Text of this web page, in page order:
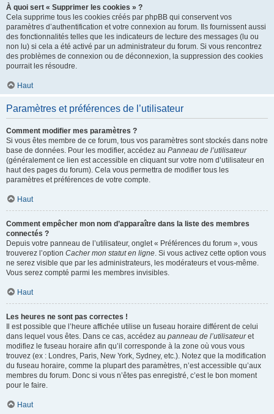
À quoi sert « Supprimer les cookies » ?
Cela supprime tous les cookies créés par phpBB qui conservent vos
paramètres d’authentification et votre connexion au forum. Ils fournissent aussi
des fonctionnalités telles que les indicateurs de lecture des messages (lu ou
non lu) si cela a été activé par un administrateur du forum. Si vous rencontrez
des problèmes de connexion ou de déconnexion, la suppression des cookies
pourrait les résoudre.
Haut
Paramètres et préférences de l’utilisateur
Comment modifier mes paramètres ?
Si vous êtes membre de ce forum, tous vos paramètres sont stockés dans notre
base de données. Pour les modifier, accédez au Panneau de l’utilisateur
(généralement ce lien est accessible en cliquant sur votre nom d’utilisateur en
haut des pages du forum). Cela vous permettra de modifier tous les
paramètres et préférences de votre compte.
Haut
Comment empêcher mon nom d’apparaître dans la liste des membres
connectés ?
Depuis votre panneau de l’utilisateur, onglet « Préférences du forum », vous
trouverez l’option Cacher mon statut en ligne. Si vous activez cette option vous
ne serez visible que par les administrateurs, les modérateurs et vous-même.
Vous serez compté parmi les membres invisibles.
Haut
Les heures ne sont pas correctes !
Il est possible que l’heure affichée utilise un fuseau horaire différent de celui
dans lequel vous êtes. Dans ce cas, accédez au panneau de l’utilisateuret
modifiez le fuseau horaire afin qu’il corresponde à la zone où vous vous
trouvez (ex : Londres, Paris, New York, Sydney, etc.). Notez que la modification
du fuseau horaire, comme la plupart des paramètres, n’est accessible qu’aux
membres du forum. Donc si vous n’êtes pas enregistré, c’est le bon moment
pour le faire.
Haut